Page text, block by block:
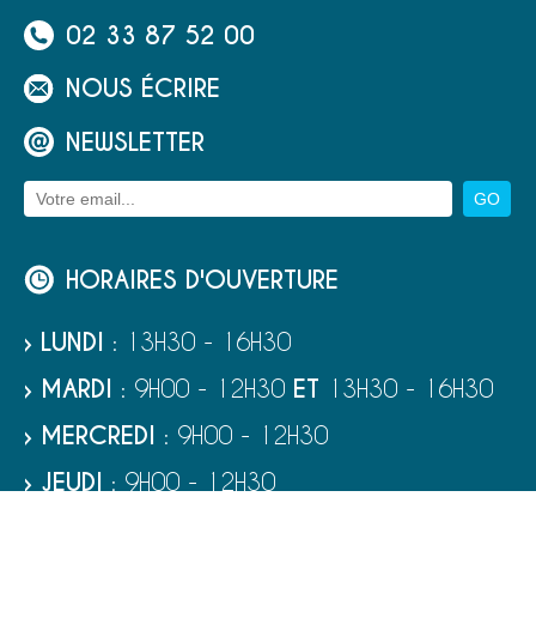
02 33 87 52 00
NOUS ÉCRIRE
NEWSLETTER
HORAIRES D'OUVERTURE
› LUNDI : 13H30 - 16H30
› MARDI : 9H00 - 12H30 ET 13H30 - 16H30
› MERCREDI : 9H00 - 12H30
› JEUDI : 9H00 - 12H30